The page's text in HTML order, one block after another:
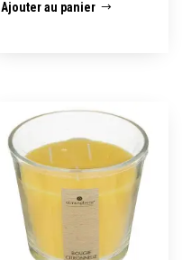
Ajouter au panier